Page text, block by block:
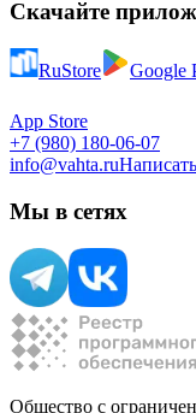
Скачайте
RuStore Google
App Store
+7 (980) 180-06-07
info@vahta.ru
Мы в сетях
Общество с